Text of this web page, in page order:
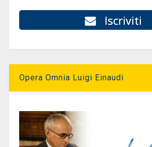
Iscriviti
Opera Omnia Luigi Einaudi